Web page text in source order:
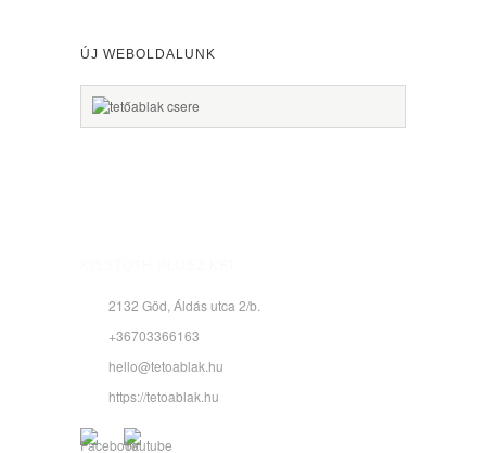
ÚJ WEBOLDALUNK
2132 Göd, Áldás utca 2/b.
+36703366163
hello@tetoablak.hu
https://tetoablak.hu